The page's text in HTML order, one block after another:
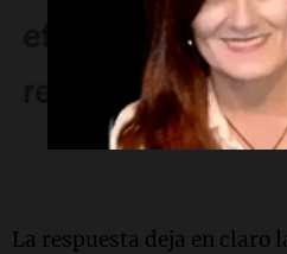
La respuesta deja en claro